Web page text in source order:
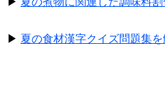
▶ 夏の食材漢字クイズ問題集を